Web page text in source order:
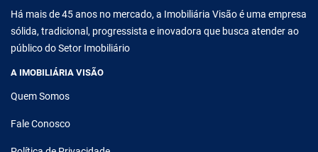
Há mais de 45 anos no mercado, a Imobiliária Visão é uma empresa
sólida, tradicional, progressista e inovadora que busca atender ao
público do Setor Imobiliário
A IMOBILIÁRIA VISÃO
Quem Somos
Fale Conosco